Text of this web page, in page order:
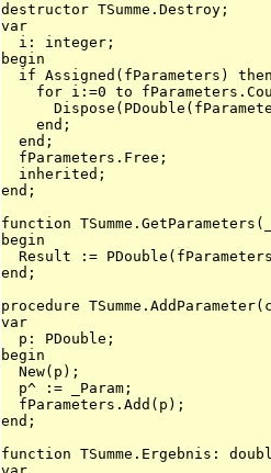
destructor TSumme.Destroy;
var
  i: integer;
begin
if Assigned(fParameters)
for i:=0 to
    end;
  end;
  fParameters.Free;
  inherited;
end;
function
begin
Result :=
end;
procedure
var
  p: PDouble;
begin
  New(p);
  p^ := _Param;
  fParameters.Add(p);
end;
function TSumme.Ergebnis: